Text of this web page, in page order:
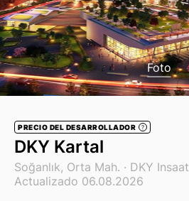
Foto
PRECIO DEL DESARROLLADOR ?
DKY Kartal
Soğanlık, Orta Mah. · DKY Insaat
Actualizado 06.08.2026